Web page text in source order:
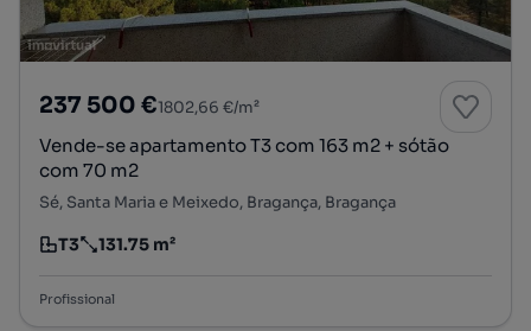
237 500 €1802,66 €/m²
Vende-se apartamento T3 com 163 m2 + sótão
com 70 m2
Sé, Santa Maria e Meixedo, Bragança, Bragança
Tipologia
T3
Preço por metro quadrado
131.75 m²
Profissional